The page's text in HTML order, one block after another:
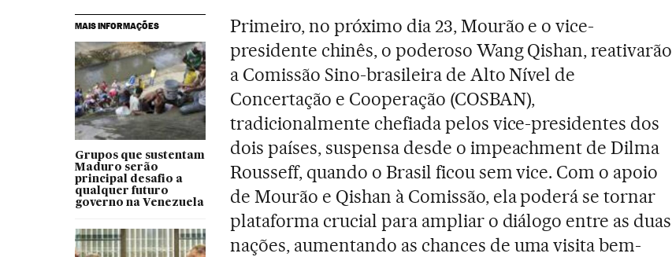
MAIS INFORMAÇÕES
Grupos que sustentam
Maduro serão
principal desafio a
qualquer futuro
governo na Venezuela
Primeiro, no próximo dia 23, Mourão e o vice-
presidente chinês, o poderoso Wang Qishan, reativarão
a Comissão Sino-brasileira de Alto Nível de
Concertação e Cooperação (COSBAN),
tradicionalmente chefiada pelos vice-presidentes dos
dois países, suspensa desde o impeachment de Dilma
Rousseff, quando o Brasil ficou sem vice. Com o apoio
de Mourão e Qishan à Comissão, ela poderá se tornar
plataforma crucial para ampliar o diálogo entre as duas
nações, aumentando as chances de uma visita bem-